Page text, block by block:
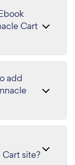
Cart
add
site?